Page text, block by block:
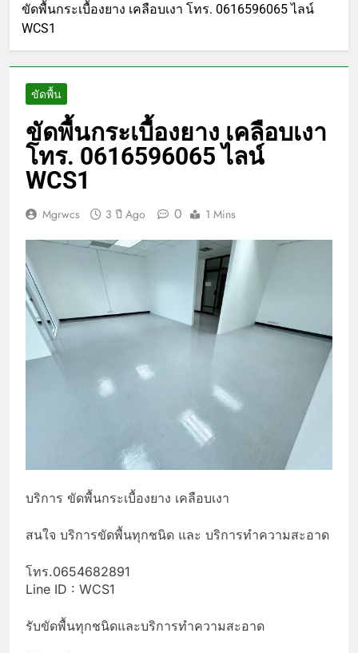
ขัดพื้นกระเบื้องยาง เคลือบเงา โทร. 0616596065 ไลน์
WCS1
ขัดพื้น
ขัดพื้นกระเบื้องยาง เคลือบเงา
โทร. 0616596065 ไลน์
WCS1
Mgrwcs 3 ปี Ago 0 1 Mins
บริการ ขัดพื้นกระเบื้องยาง เคลือบเงา
สนใจ บริการขัดพื้นทุกชนิด และ บริการทำความสะอาด
โทร.0654682891
Line ID : WCS1
รับขัดพื้นทุกชนิดและบริการทำความสะอาด